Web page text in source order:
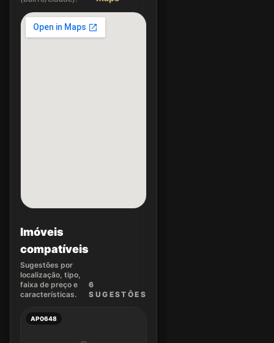
Imóveis
compatíveis
Sugestões por
localização, tipo,
faixa de preço e
características.
6
SUGEST ÕES
AP0648